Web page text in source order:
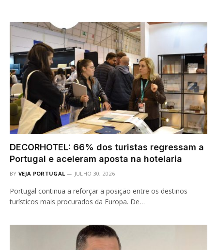
DECORHOTEL: 66% dos turistas regressam a
Portugal e aceleram aposta na hotelaria
BY VEJA PORTUGAL JULHO 30, 2026
Portugal continua a reforçar a posição entre os destinos
turísticos mais procurados da Europa. De…